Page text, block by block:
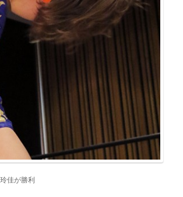
佳が勝利